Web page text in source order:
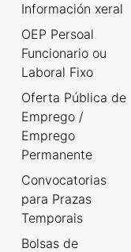
Información xeral
OEP Persoal
Funcionario ou
Laboral Fixo
Oferta Pública de
Emprego /
Emprego
Permanente
Convocatorias
para Prazas
Temporais
Bolsas de